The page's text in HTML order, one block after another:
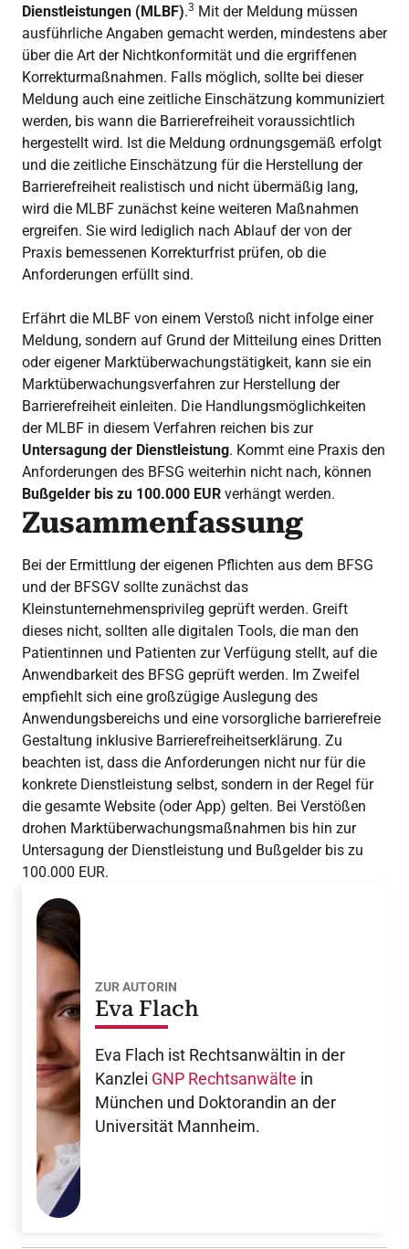
Dienstleistungen (MLBF).3 Mit der Meldung müssen
ausführliche Angaben gemacht werden, mindestens aber
über die Art der Nichtkonformität und die ergriffenen
Korrekturmaßnahmen. Falls möglich, sollte bei dieser
Meldung auch eine zeitliche Einschätzung kommuniziert
werden, bis wann die Barrierefreiheit voraussichtlich
hergestellt wird. Ist die Meldung ordnungsgemäß erfolgt
und die zeitliche Einschätzung für die Herstellung der
Barrierefreiheit realistisch und nicht übermäßig lang,
wird die MLBF zunächst keine weiteren Maßnahmen
ergreifen. Sie wird lediglich nach Ablauf der von der
Praxis bemessenen Korrekturfrist prüfen, ob die
Anforderungen erfüllt sind.
Erfährt die MLBF von einem Verstoß nicht infolge einer
Meldung, sondern auf Grund der Mitteilung eines Dritten
oder eigener Marktüberwachungstätigkeit, kann sie ein
Marktüberwachungsverfahren zur Herstellung der
Barrierefreiheit einleiten. Die Handlungsmöglichkeiten
der MLBF in diesem Verfahren reichen bis zur
Untersagung der Dienstleistung. Kommt eine Praxis den
Anforderungen des BFSG weiterhin nicht nach, können
Bußgelder bis zu 100.000 EUR verhängt werden.
Zusammenfassung
Bei der Ermittlung der eigenen Pflichten aus dem BFSG
und der BFSGV sollte zunächst das
Kleinstunternehmensprivileg geprüft werden. Greift
dieses nicht, sollten alle digitalen Tools, die man den
Patientinnen und Patienten zur Verfügung stellt, auf die
Anwendbarkeit des BFSG geprüft werden. Im Zweifel
empfiehlt sich eine großzügige Auslegung des
Anwendungsbereichs und eine vorsorgliche barrierefreie
Gestaltung inklusive Barrierefreiheitserklärung. Zu
beachten ist, dass die Anforderungen nicht nur für die
konkrete Dienstleistung selbst, sondern in der Regel für
die gesamte Website (oder App) gelten. Bei Verstößen
drohen Marktüberwachungsmaßnahmen bis hin zur
Untersagung der Dienstleistung und Bußgelder bis zu
100.000 EUR.
ZUR AUTORIN
Eva Flach
Eva Flach ist Rechtsanwältin in der
Kanzlei GNP Rechtsanwälte in
München und Doktorandin an der
Universität Mannheim.